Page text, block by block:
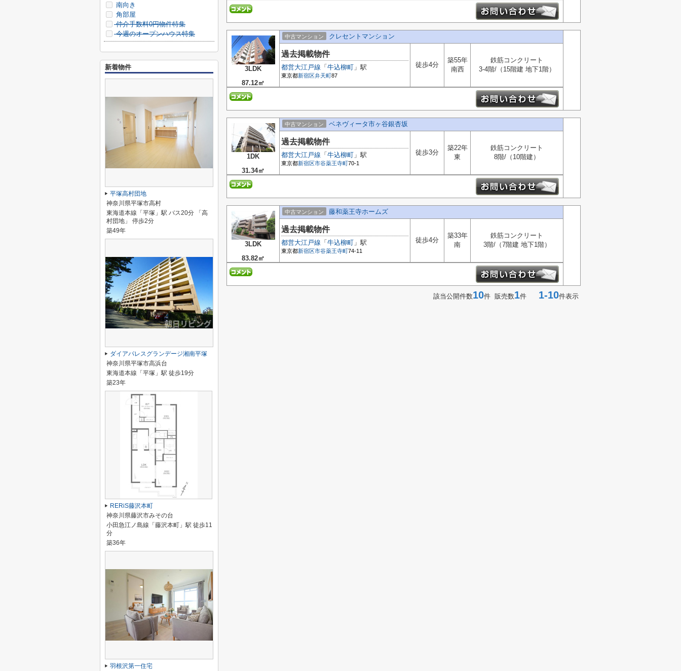
3LDK
87.12㎡
中古マンション クレセントマンション
過去掲載物件
都営大江戸線 「 牛込柳町 」駅
東京都新宿区弁天町87
徒歩4分
築55年
南西
鉄筋コンクリート
3-4階/（15階建 地下1階）
1DK
31.34㎡
中古マンション ベネヴィータ市ヶ谷銀杏坂
過去掲載物件
都営大江戸線 「 牛込柳町 」駅
東京都新宿区市谷薬王寺町70-1
徒歩3分
築22年
東
鉄筋コンクリート
8階/（10階建）
3LDK
83.82㎡
中古マンション 藤和薬王寺ホームズ
過去掲載物件
都営大江戸線 「 牛込柳町 」駅
東京都新宿区市谷薬王寺町74-11
徒歩4分
築33年
南
鉄筋コンクリート
3階/（7階建 地下1階）
該当公開件数10件 販売数1件 1-10件表示
南向き
角部屋
仲介手数料0円物件特集
今週のオープンハウス特集
新着物件
平塚高村団地
神奈川県平塚市高村
東海道本線「平塚」駅 バス20分 「高
村団地」 停歩2分
築49年
ダイアパレスグランデージ湘南平塚
神奈川県平塚市高浜台
東海道本線「平塚」駅 徒歩19分
築23年
RERiS藤沢本町
神奈川県藤沢市みその台
小田急江ノ島線「藤沢本町」駅 徒歩11
分
築36年
羽根沢第一住宅